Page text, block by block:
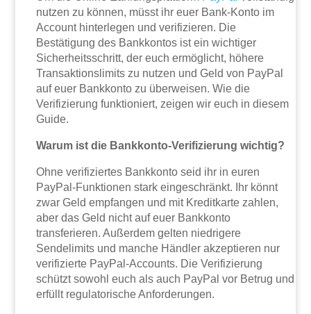
nutzen zu können, müsst ihr euer Bank-Konto im
Account hinterlegen und verifizieren. Die
Bestätigung des Bankkontos ist ein wichtiger
Sicherheitsschritt, der euch ermöglicht, höhere
Transaktionslimits zu nutzen und Geld von PayPal
auf euer Bankkonto zu überweisen. Wie die
Verifizierung funktioniert, zeigen wir euch in diesem
Guide.
Warum ist die Bankkonto-Verifizierung wichtig?
Ohne verifiziertes Bankkonto seid ihr in euren
PayPal-Funktionen stark eingeschränkt. Ihr könnt
zwar Geld empfangen und mit Kreditkarte zahlen,
aber das Geld nicht auf euer Bankkonto
transferieren. Außerdem gelten niedrigere
Sendelimits und manche Händler akzeptieren nur
verifizierte PayPal-Accounts. Die Verifizierung
schützt sowohl euch als auch PayPal vor Betrug und
erfüllt regulatorische Anforderungen.